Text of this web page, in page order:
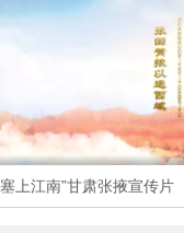
上江南”甘肃张掖宣传片